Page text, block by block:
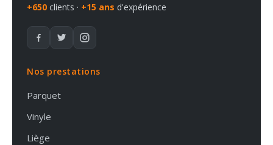
+650 clients · +15 ans d'expérience
Nos prestations
Parquet
Vinyle
Liège